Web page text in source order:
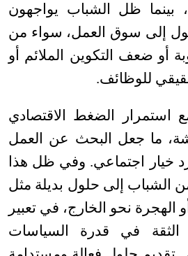
ظل الشباب يواجهون
إلى سوق العمل، سواء من
أو ضعف التكوين الملائم أو
للوظائف.
استمرار الضغط الاقتصادي
ما جعل البحث عن العمل
خيار اجتماعي. وفي ظل هذا
من الشباب إلى حلول بديلة مثل
الهجرة نحو الخارج، في تعبير
في قدرة السياسات